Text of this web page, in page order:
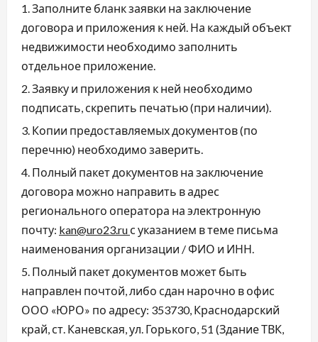
Заполните бланк заявки на заключение
договора и приложения к ней. На каждый объект
недвижимости необходимо заполнить
отдельное приложение.
Заявку и приложения к ней необходимо
подписать, скрепить печатью (при наличии).
Копии предоставляемых документов (по
перечню) необходимо заверить.
Полный пакет документов на заключение
договора можно направить в адрес
регионального оператора на электронную
почту: kan@uro23.ru с указанием в теме письма
наименования организации / ФИО и ИНН.
Полный пакет документов может быть
направлен почтой, либо сдан нарочно в офис
ООО «ЮРО» по адресу: 353730, Краснодарский
край, ст. Каневская, ул. Горького, 51 (Здание ТВК,